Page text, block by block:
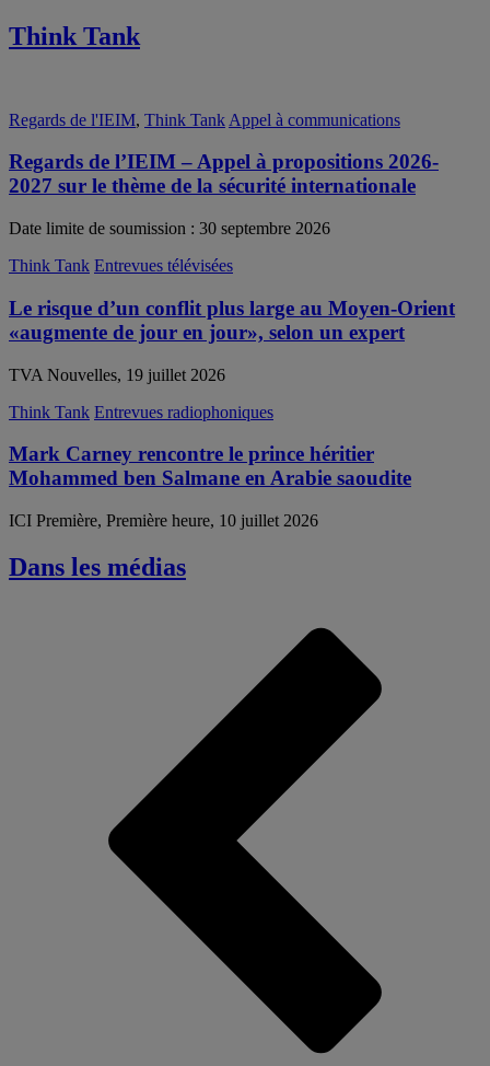
Think Tank
Regards de l'IEIM, Think Tank Appel à communications
Regards de l’IEIM – Appel à propositions 2026-
2027 sur le thème de la sécurité internationale
Date limite de soumission : 30 septembre 2026
Think Tank Entrevues télévisées
Le risque d’un conflit plus large au Moyen-Orient
«augmente de jour en jour», selon un expert
TVA Nouvelles, 19 juillet 2026
Think Tank Entrevues radiophoniques
Mark Carney rencontre le prince héritier
Mohammed ben Salmane en Arabie saoudite
ICI Première, Première heure, 10 juillet 2026
Dans les médias